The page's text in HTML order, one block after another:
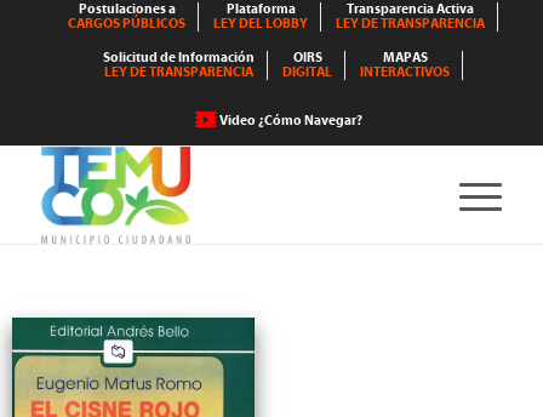
Postulaciones a
CARGOS PÚBLICOS
Plataforma
LEY DEL LOBBY
Transparencia Activa
LEY DE TRANSPARENCIA
Solicitud de Información
LEY DE TRANSPARENCIA
OIRS
DIGITAL
MAPAS
INTERACTIVOS
Video ¿Cómo Navegar?